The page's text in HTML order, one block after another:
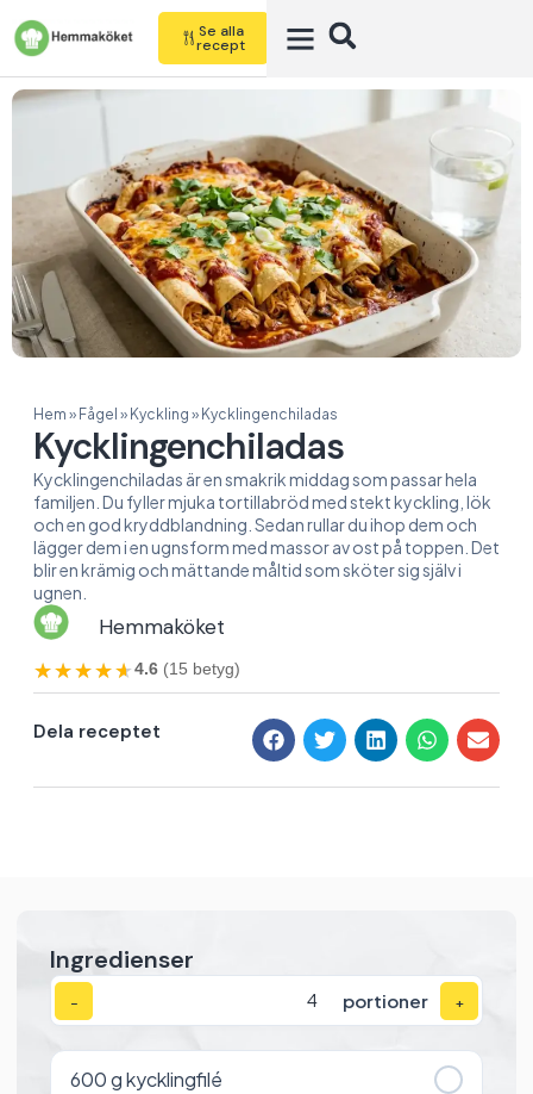
Se alla
recept
Hem » Fågel » Kyckling » Kycklingenchiladas
Kycklingenchiladas
Kycklingenchiladas är en smakrik middag som passar hela
familjen. Du fyller mjuka tortillabröd med stekt kyckling, lök
och en god kryddblandning. Sedan rullar du ihop dem och
lägger dem i en ugnsform med massor av ost på toppen. Det
blir en krämig och mättande måltid som sköter sig själv i
ugnen.
Hemmaköket
★★★★★
★★★★★4.6 (15 betyg)
Dela receptet
Ingredienser
− portioner +
600g kycklingfilé